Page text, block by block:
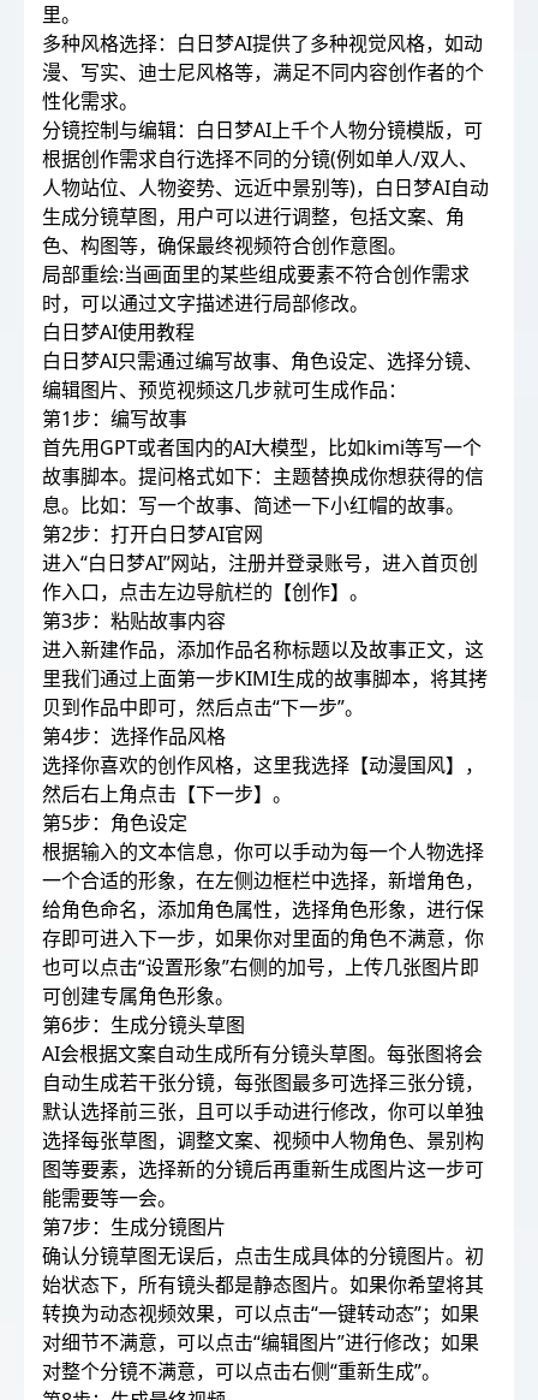
里。
多种风格选择：白日梦AI提供了多种视觉风格，如动
漫、写实、迪士尼风格等，满足不同内容创作者的个
性化需求。
分镜控制与编辑：白日梦AI上千个人物分镜模版，可
根据创作需求自行选择不同的分镜(例如单人/双人、
人物站位、人物姿势、远近中景别等)，白日梦AI自动
生成分镜草图，用户可以进行调整，包括文案、角
色、构图等，确保最终视频符合创作意图。
局部重绘:当画面里的某些组成要素不符合创作需求
时，可以通过文字描述进行局部修改。
白日梦AI使用教程
白日梦AI只需通过编写故事、角色设定、选择分镜、
编辑图片、预览视频这几步就可生成作品：
第1步：编写故事
首先用GPT或者国内的AI大模型，比如kimi等写一个
故事脚本。提问格式如下：主题替换成你想获得的信
息。比如：写一个故事、简述一下小红帽的故事。
第2步：打开白日梦AI官网
进入“白日梦AI”网站，注册并登录账号，进入首页创
作入口，点击左边导航栏的【创作】。
第3步：粘贴故事内容
进入新建作品，添加作品名称标题以及故事正文，这
里我们通过上面第一步KIMI生成的故事脚本，将其拷
贝到作品中即可，然后点击“下一步”。
第4步：选择作品风格
选择你喜欢的创作风格，这里我选择【动漫国风】，
然后右上角点击【下一步】。
第5步：角色设定
根据输入的文本信息，你可以手动为每一个人物选择
一个合适的形象，在左侧边框栏中选择，新增角色，
给角色命名，添加角色属性，选择角色形象，进行保
存即可进入下一步，如果你对里面的角色不满意，你
也可以点击“设置形象”右侧的加号，上传几张图片即
可创建专属角色形象。
第6步：生成分镜头草图
AI会根据文案自动生成所有分镜头草图。每张图将会
自动生成若干张分镜，每张图最多可选择三张分镜，
默认选择前三张，且可以手动进行修改，你可以单独
选择每张草图，调整文案、视频中人物角色、景别构
图等要素，选择新的分镜后再重新生成图片这一步可
能需要等一会。
第7步：生成分镜图片
确认分镜草图无误后，点击生成具体的分镜图片。初
始状态下，所有镜头都是静态图片。如果你希望将其
转换为动态视频效果，可以点击“一键转动态”；如果
对细节不满意，可以点击“编辑图片”进行修改；如果
对整个分镜不满意，可以点击右侧“重新生成”。